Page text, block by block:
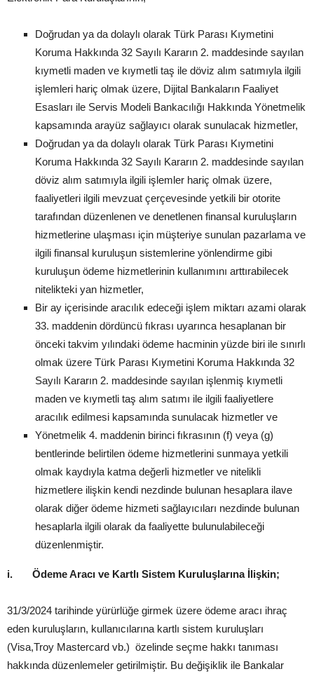
Doğrudan ya da dolaylı olarak Türk Parası Kıymetini
Koruma Hakkında 32 Sayılı Kararın 2. maddesinde sayılan
kıymetli maden ve kıymetli taş ile döviz alım satımıyla ilgili
işlemleri hariç olmak üzere, Dijital Bankaların Faaliyet
Esasları ile Servis Modeli Bankacılığı Hakkında Yönetmelik
kapsamında arayüz sağlayıcı olarak sunulacak hizmetler,
Doğrudan ya da dolaylı olarak Türk Parası Kıymetini
Koruma Hakkında 32 Sayılı Kararın 2. maddesinde sayılan
döviz alım satımıyla ilgili işlemler hariç olmak üzere,
faaliyetleri ilgili mevzuat çerçevesinde yetkili bir otorite
tarafından düzenlenen ve denetlenen finansal kuruluşların
hizmetlerine ulaşması için müşteriye sunulan pazarlama ve
ilgili finansal kuruluşun sistemlerine yönlendirme gibi
kuruluşun ödeme hizmetlerinin kullanımını arttırabilecek
nitelikteki yan hizmetler,
Bir ay içerisinde aracılık edeceği işlem miktarı azami olarak
33. maddenin dördüncü fıkrası uyarınca hesaplanan bir
önceki takvim yılındaki ödeme hacminin yüzde biri ile sınırlı
olmak üzere Türk Parası Kıymetini Koruma Hakkında 32
Sayılı Kararın 2. maddesinde sayılan işlenmiş kıymetli
maden ve kıymetli taş alım satımı ile ilgili faaliyetlere
aracılık edilmesi kapsamında sunulacak hizmetler ve
Yönetmelik 4. maddenin birinci fıkrasının (f) veya (g)
bentlerinde belirtilen ödeme hizmetlerini sunmaya yetkili
olmak kaydıyla katma değerli hizmetler ve nitelikli
hizmetlere ilişkin kendi nezdinde bulunan hesaplara ilave
olarak diğer ödeme hizmeti sağlayıcıları nezdinde bulunan
hesaplarla ilgili olarak da faaliyette bulunulabileceği
düzenlenmiştir.
i. Ödeme Aracı ve Kartlı Sistem Kuruluşlarına İlişkin;
31/3/2024 tarihinde yürürlüğe girmek üzere ödeme aracı ihraç
eden kuruluşların, kullanıcılarına kartlı sistem kuruluşları
(Visa,Troy Mastercard vb.) özelinde seçme hakkı tanıması
hakkında düzenlemeler getirilmiştir. Bu değişiklik ile Bankalar